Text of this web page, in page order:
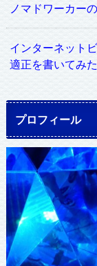
ノマドワーカー
インターネット
適正を書いてみた
プロフィール